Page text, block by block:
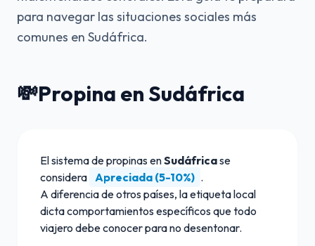
para navegar las situaciones sociales más
comunes en Sudáfrica.
💸Propina en Sudáfrica
El sistema de propinas enSudáfricase
considera Apreciada (5-10%) .
A diferencia de otros países, la etiqueta local
dicta comportamientos específicos que todo
viajero debe conocer para no desentonar.